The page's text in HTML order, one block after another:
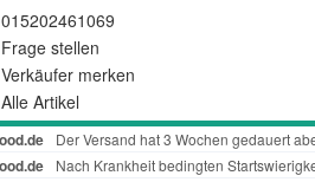
015202461069
Frage stellen
Verkäufer merken
Alle Artikel